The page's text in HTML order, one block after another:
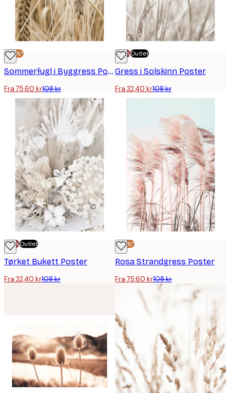
-30%*
Sommerfugl i Byggress Poster
Fra 75,60 kr108 kr
-70%Outlet
Gress i Solskinn Poster
Fra 32,40 kr108 kr
-70%Outlet
Tørket Bukett Poster
Fra 32,40 kr108 kr
-30%*
Rosa Strandgress Poster
Fra 75,60 kr108 kr